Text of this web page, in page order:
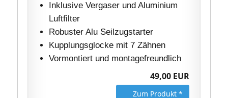
Inklusive Vergaser und Aluminium
Luftfilter
Robuster Alu Seilzugstarter
Kupplungsglocke mit 7 Zähnen
Vormontiert und montagefreundlich
49,00 EUR
Zum Produkt *